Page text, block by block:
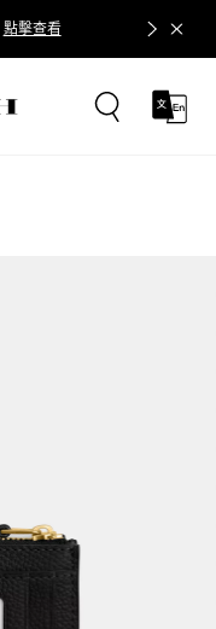
點擊查看 立即追蹤